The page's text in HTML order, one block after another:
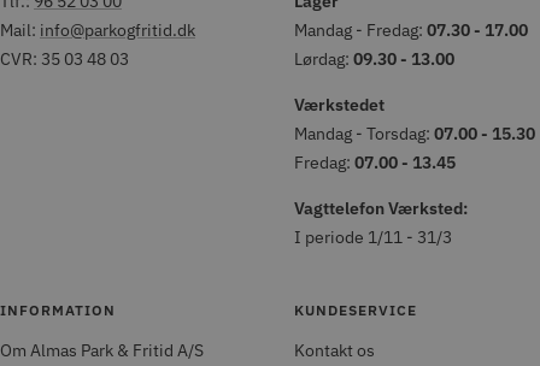
Mail: info@parkogfritid.dk
CVR: 35 03 48 03
Mandag - Fredag: 07.30 - 17.00
Lørdag: 09.30 - 13.00
Værkstedet
Mandag - Torsdag: 07.00 - 15.30
Fredag: 07.00 - 13.45
Vagttelefon Værksted:
I periode 1/11 - 31/3
INFORMATION
Om Almas Park & Fritid A/S
KUNDESERVICE
Kontakt os